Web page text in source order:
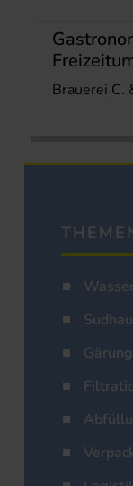
Brauerei C.
Wasser